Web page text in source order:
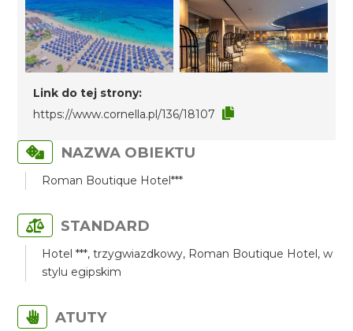
Link do tej strony:
https://www.cornella.pl/136/18107
NAZWA OBIEKTU
Roman Boutique Hotel***
STANDARD
Hotel ***, trzygwiazdkowy, Roman Boutique Hotel, w
stylu egipskim
ATUTY